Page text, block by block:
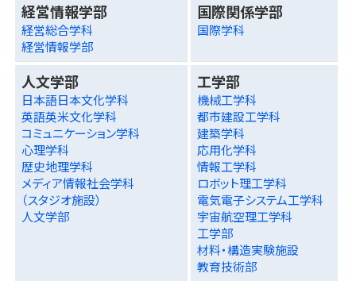
経営情報学部
経営総合学科
経営情報学部
国際関係学部
国際学科
人文学部
日本語日本文化学科
英語英米文化学科
コミュニケーション学科
心理学科
歴史地理学科
メディア情報社会学科
（スタジオ施設）
人文学部
工学部
機械工学科
都市建設工学科
建築学科
応用化学科
情報工学科
ロボット理工学科
電気電子システム工学科
宇宙航空理工学科
工学部
材料・構造実験施設
教育技術部